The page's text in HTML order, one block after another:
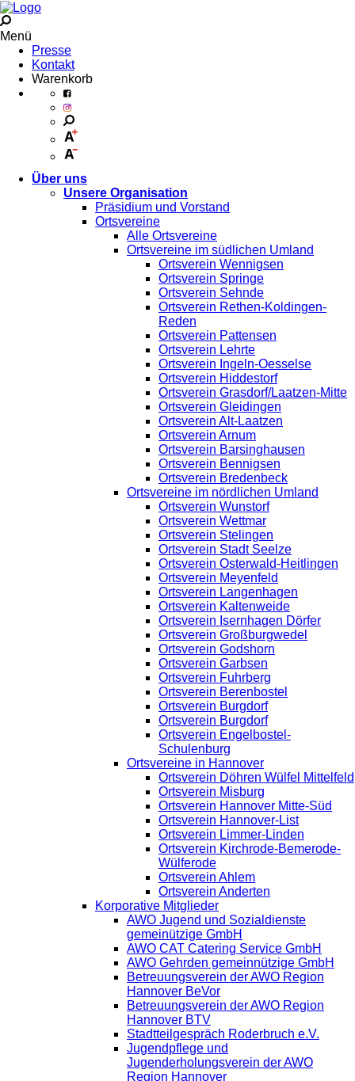
Menü
Presse
Kontakt
Warenkorb
Über uns
Unsere Organisation
Präsidium und Vorstand
Ortsvereine
Alle Ortsvereine
Ortsvereine im südlichen Umland
Ortsverein Wennigsen
Ortsverein Springe
Ortsverein Sehnde
Ortsverein Rethen-Koldingen-
Reden
Ortsverein Pattensen
Ortsverein Lehrte
Ortsverein Ingeln-Oesselse
Ortsverein Hiddestorf
Ortsverein Grasdorf/Laatzen-Mitte
Ortsverein Gleidingen
Ortsverein Alt-Laatzen
Ortsverein Arnum
Ortsverein Barsinghausen
Ortsverein Bennigsen
Ortsverein Bredenbeck
Ortsvereine im nördlichen Umland
Ortsverein Wunstorf
Ortsverein Wettmar
Ortsverein Stelingen
Ortsverein Stadt Seelze
Ortsverein Osterwald-Heitlingen
Ortsverein Meyenfeld
Ortsverein Langenhagen
Ortsverein Kaltenweide
Ortsverein Isernhagen Dörfer
Ortsverein Großburgwedel
Ortsverein Godshorn
Ortsverein Garbsen
Ortsverein Fuhrberg
Ortsverein Berenbostel
Ortsverein Burgdorf
Ortsverein Burgdorf
Ortsverein Engelbostel-
Schulenburg
Ortsvereine in Hannover
Ortsverein Döhren Wülfel Mittelfeld
Ortsverein Misburg
Ortsverein Hannover Mitte-Süd
Ortsverein Hannover-List
Ortsverein Limmer-Linden
Ortsverein Kirchrode-Bemerode-
Wülferode
Ortsverein Ahlem
Ortsverein Anderten
Korporative Mitglieder
AWO Jugend und Sozialdienste
gemeinützige GmbH
AWO CAT Catering Service GmbH
AWO Gehrden gemeinnützige GmbH
Betreuungsverein der AWO Region
Hannover BeVor
Betreuungsverein der AWO Region
Hannover BTV
Stadtteilgespräch Roderbruch e.V.
Jugendpflege und
Jugenderholungsverein der AWO
Region Hannover